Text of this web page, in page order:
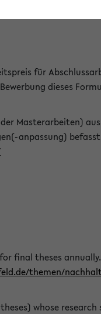
für
dieses
Masterarbeiten)
anpassung)
final theses
themen/
whose